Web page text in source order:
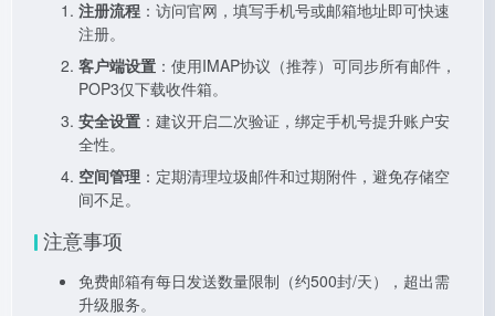
注册流程 ：访问官网，填写手机号或邮箱地址即可快速
注册。
客户端设置 ：使用IMAP协议（推荐）可同步所有邮件，
POP3仅下载收件箱。
安全设置 ：建议开启二次验证，绑定手机号提升账户安
全性。
空间管理 ：定期清理垃圾邮件和过期附件，避免存储空
间不足。
注意事项
免费邮箱有每日发送数量限制（约500封/天），超出需
升级服务。